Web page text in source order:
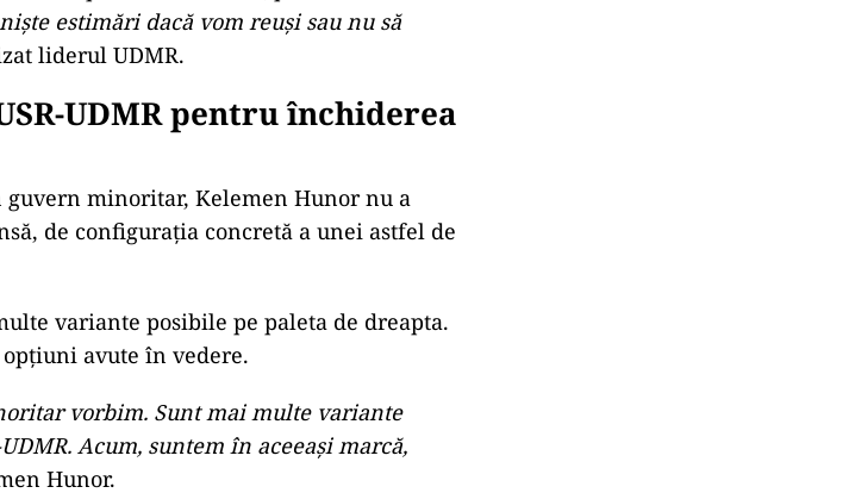
ad
minoritar nu este de dorit, dar
de azi pe mâine. Astăzi degeaba
cred că peste două-trei, patru zile,
estimări dacă vom reuşi sau nu să
liderul UDMR.